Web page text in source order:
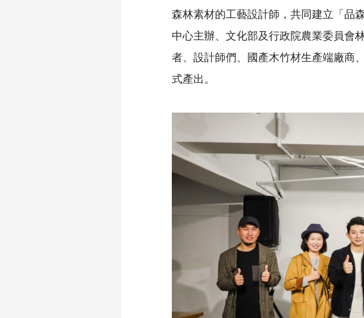
森林素材的工藝設計師，共同建立「品
中心主辦、文化部及行政院農業委員會
者、設計師們、國產木竹材生產端廠商
式產出。